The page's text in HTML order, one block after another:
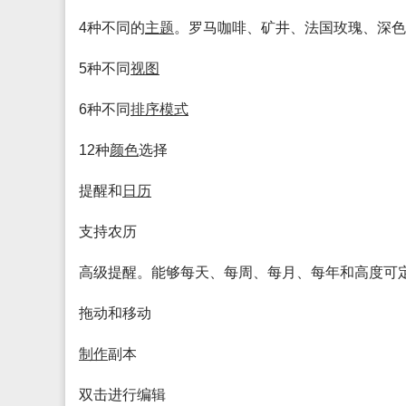
4种不同的主题。罗马咖啡、矿井、法国玫瑰、深色
5种不同视图
6种不同排序模式
12种颜色选择
提醒和 日历
支持农历
高级提醒。能够每天、每周、每月、每年和高度可
拖动和移动
制作副本
双击进行编辑